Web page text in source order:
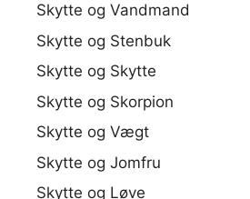
Skytte og Vandmand
Skytte og Stenbuk
Skytte og Skytte
Skytte og Skorpion
Skytte og Vægt
Skytte og Jomfru
Skytte og Løve